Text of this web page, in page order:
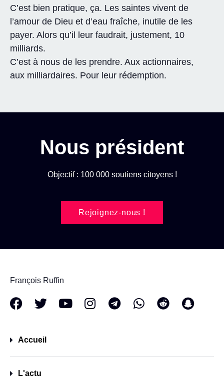
C’est bien pratique, ça. Les saintes vivent de
l’amour de Dieu et d’eau fraîche, inutile de les
payer. Alors qu’il leur faudrait, justement, 10
milliards.
C’est à nous de les prendre. Aux actionnaires,
aux milliardaires. Pour leur rédemption.
Nous président
Objectif : 100 000 soutiens citoyens !
Rejoignez-nous !
François Ruffin
Accueil
L'actu